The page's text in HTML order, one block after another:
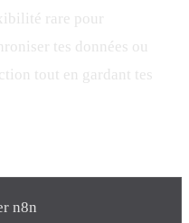
rare pour
tes données ou
tout en gardant tes
n8n